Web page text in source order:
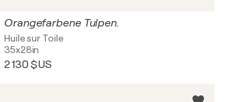
Orangefarbene Tulpen.
Huile sur Toile
35x28in
2 130 $US